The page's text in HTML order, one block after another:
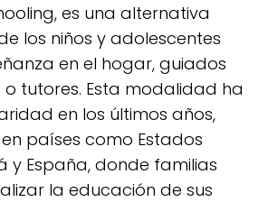
es una alternativa
los niños y adolescentes
en el hogar, guiados
tutores. Esta modalidad ha
en los últimos años,
países como Estados
y España, donde familias
la educación de sus